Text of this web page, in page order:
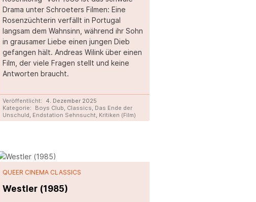
Drama unter Schroeters Filmen: Eine
Rosenzüchterin verfällt in Portugal
langsam dem Wahnsinn, während ihr Sohn
in grausamer Liebe einen jungen Dieb
gefangen hält. Andreas Wilink über einen
Film, der viele Fragen stellt und keine
Antworten braucht.
Veröffentlicht:
4. Dezember 2025
Kategorie:
Boys Club, Classics, Das Ende der
Unschuld, Endstation Sehnsucht, Kritiken (Film)
QUEER CINEMA CLASSICS
Westler (1985)